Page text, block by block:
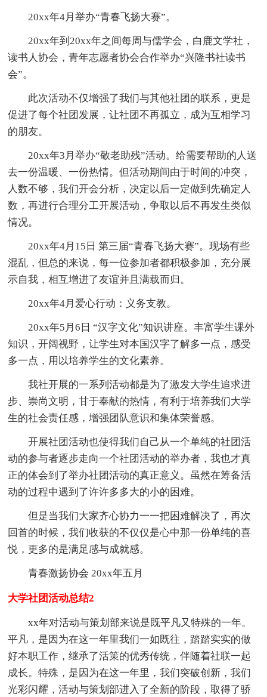
20xx年4月举办“青春飞扬大赛”。
20xx年到20xx年之间每周与儒学会，白鹿文学社，
读书人协会，青年志愿者协会合作举办“兴隆书社读书
会”。
此次活动不仅增强了我们与其他社团的联系，更是
促进了每个社团发展，让社团不再孤立，成为互相学习
的朋友。
20xx年3月举办“敬老助残”活动。给需要帮助的人送
去一份温暖、一份热情。但活动期间由于时间的冲突，
人数不够，我们开会分析，决定以后一定做到先确定人
数，再进行合理分工开展活动，争取以后不再发生类似
情况。
20xx年4月15日 第三届“青春飞扬大赛”。现场有些
混乱，但总的来说，每一位参加者都积极参加，充分展
示自我，相互增进了友谊并且满载而归。
20xx年4月爱心行动：义务支教。
20xx年5月6日 “汉字文化”知识讲座。丰富学生课外
知识，开阔视野，让学生对本国汉字了解多一点，感受
多一点，用以培养学生的文化素养。
我社开展的一系列活动都是为了激发大学生追求进
步、崇尚文明，甘于奉献的热情，有利于培养我们大学
生的社会责任感，增强团队意识和集体荣誉感。
开展社团活动也使得我们自己从一个单纯的社团活
动的参与者逐步走向一个社团活动的举办者，我也才真
正的体会到了举办社团活动的真正意义。虽然在筹备活
动的过程中遇到了许许多多大的小的困难。
但是当我们大家齐心协力一一把困难解决了，再次
回首的时候，我们收获的不仅仅是心中那一份单纯的喜
悦，更多的是满足感与成就感。
青春激扬协会 20xx年五月
大学社团活动总结2
xx年对活动与策划部来说是既平凡又特殊的一年。
平凡，是因为在这一年里我们一如既往，踏踏实实的做
好本职工作，继承了活策的优秀传统，伴随着社联一起
成长。特殊，是因为在这一年里，我们突破创新，我们
光彩闪耀，活动与策划部进入了全新的阶段，取得了骄